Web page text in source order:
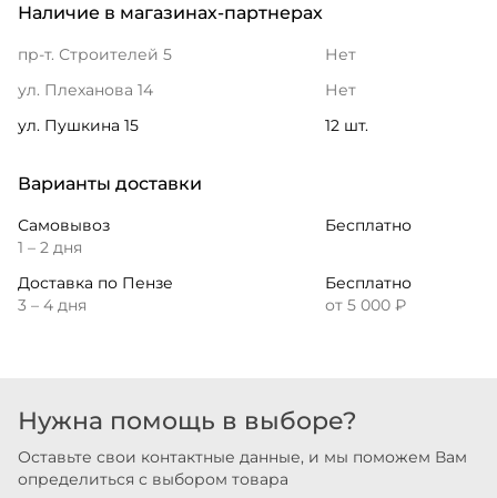
Наличие в магазинах-партнерах
пр-т. Строителей 5
Нет
ул. Плеханова 14
Нет
ул. Пушкина 15
12 шт.
Варианты доставки
Самовывоз
1 – 2 дня
Бесплатно
Доставка по Пензе
3 – 4 дня
Бесплатно
от 5 000 ₽
Нужна помощь в выборе?
Оставьте свои контактные данные, и мы поможем Вам
определиться с выбором товара